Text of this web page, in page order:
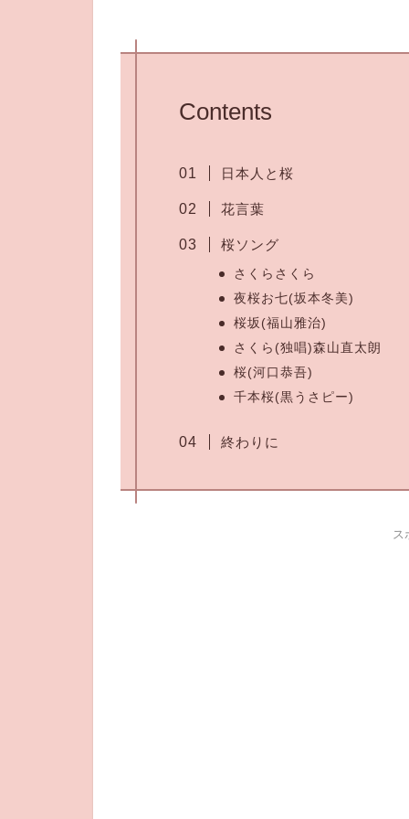
Contents
日本人と桜
花言葉
桜ソング
さくらさくら
夜桜お七(坂本冬美)
桜坂(福山雅治)
さくら(独唱)森山直太朗
桜(河口恭吾)
千本桜(黒うさピー)
終わりに
ス